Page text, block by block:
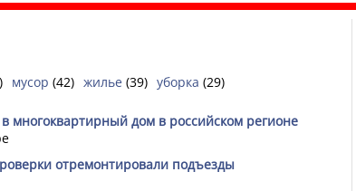
мусор (42) жилье (39) уборка (29)
многоквартирный дом в российском регионе
отремонтировали подъезды